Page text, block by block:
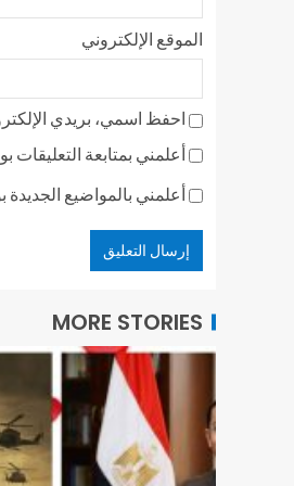
الموقع الإلكتروني
احفظ اسمي، بريدي
أعلمني بمتابعة التعليقات
أعلمني بالمواضيع الجديدة
MORE STORIES